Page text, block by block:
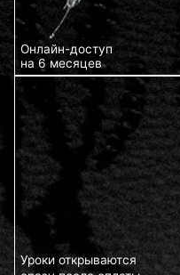
ЧТО ВЫ ПОЛУЧИТЕ